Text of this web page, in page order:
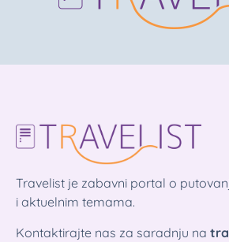
Travelist je zabavni portal o
i aktuelnim temama.
Kontaktirajte nas za saradnju na